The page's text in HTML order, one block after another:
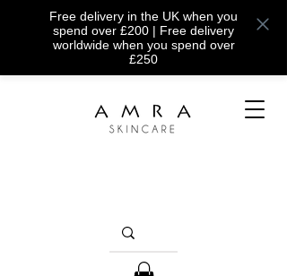
Free delivery in the UK when you
spend over £200 | Free delivery
worldwide when you spend over
£250